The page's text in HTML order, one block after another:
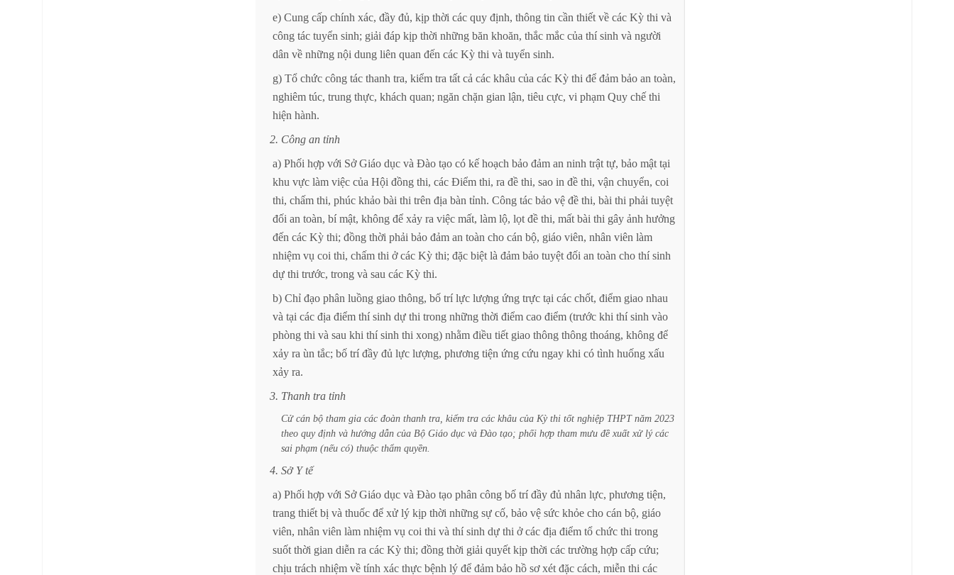
e) Cung cấp chính xác, đầy đủ, kịp thời các quy định, thông tin cần thiết về các Kỳ thi và
công tác tuyển sinh; giải đáp kịp thời những băn khoăn, thắc mắc của thí sinh và người
dân về những nội dung liên quan đến các Kỳ thi và tuyển sinh.
g) Tổ chức công tác thanh tra, kiểm tra tất cả các khâu của các Kỳ thi để đảm bảo an toàn,
nghiêm túc, trung thực, khách quan; ngăn chặn gian lận, tiêu cực, vi phạm Quy chế thi
hiện hành.
2. Công an tỉnh
a) Phối hợp với Sở Giáo dục và Đào tạo có kế hoạch bảo đảm an ninh trật tự, bảo mật tại
khu vực làm việc của Hội đồng thi, các Điểm thi, ra đề thi, sao in đề thi, vận chuyển, coi
thi, chấm thi, phúc khảo bài thi trên địa bàn tỉnh. Công tác bảo vệ đề thi, bài thi phải tuyệt
đối an toàn, bí mật, không để xảy ra việc mất, làm lộ, lọt đề thi, mất bài thi gây ảnh hưởng
đến các Kỳ thi; đồng thời phải bảo đảm an toàn cho cán bộ, giáo viên, nhân viên làm
nhiệm vụ coi thi, chấm thi ở các Kỳ thi; đặc biệt là đảm bảo tuyệt đối an toàn cho thí sinh
dự thi trước, trong và sau các Kỳ thi.
b) Chỉ đạo phân luồng giao thông, bố trí lực lượng ứng trực tại các chốt, điểm giao nhau
và tại các địa điểm thí sinh dự thi trong những thời điểm cao điểm (trước khi thí sinh vào
phòng thi và sau khi thí sinh thi xong) nhằm điều tiết giao thông thông thoáng, không để
xảy ra ùn tắc; bố trí đầy đủ lực lượng, phương tiện ứng cứu ngay khi có tình huống xấu
xảy ra.
3. Thanh tra tỉnh
Cử cán bộ tham gia các đoàn thanh tra, kiểm tra các khâu của Kỳ thi tốt nghiệp THPT năm 2023
theo quy định và hướng dẫn của Bộ Giáo dục và Đào tạo; phối hợp tham mưu đề xuất xử lý các
sai phạm (nếu có) thuộc thẩm quyền.
4. Sở Y tế
a) Phối hợp với Sở Giáo dục và Đào tạo phân công bố trí đầy đủ nhân lực, phương tiện,
trang thiết bị và thuốc để xử lý kịp thời những sự cố, bảo vệ sức khỏe cho cán bộ, giáo
viên, nhân viên làm nhiệm vụ coi thi và thí sinh dự thi ở các địa điểm tổ chức thi trong
suốt thời gian diễn ra các Kỳ thi; đồng thời giải quyết kịp thời các trường hợp cấp cứu;
chịu trách nhiệm về tính xác thực bệnh lý để đảm bảo hồ sơ xét đặc cách, miễn thi các